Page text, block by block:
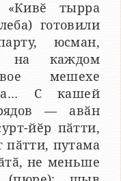
«Кивӗ тырра
готовили
юсман,
на каждом
мешехе
С кашей
— авӑн
йӗр пӑтти,
пӑтти, путама
не меньше